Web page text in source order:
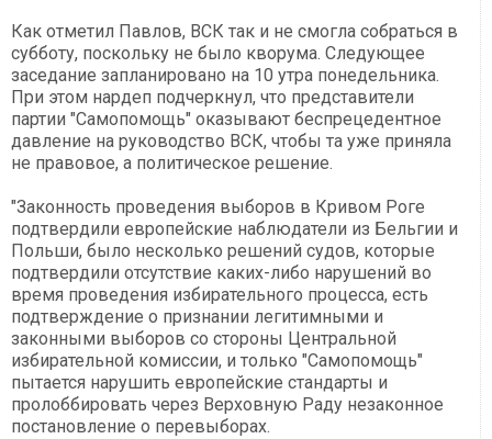
Как отметил Павлов, ВСК так и не смогла собраться в
субботу, поскольку не было кворума. Следующее
заседание запланировано на 10 утра понедельника.
При этом нардеп подчеркнул, что представители
партии "Самопомощь" оказывают беспрецедентное
давление на руководство ВСК, чтобы та уже приняла
не правовое, а политическое решение.
"Законность проведения выборов в Кривом Роге
подтвердили европейские наблюдатели из Бельгии и
Польши, было несколько решений судов, которые
подтвердили отсутствие каких-либо нарушений во
время проведения избирательного процесса, есть
подтверждение о признании легитимными и
законными выборов со стороны Центральной
избирательной комиссии, и только "Самопомощь"
пытается нарушить европейские стандарты и
пролоббировать через Верховную Раду незаконное
постановление о перевыборах.